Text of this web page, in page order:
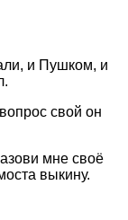
и Пушком, и
свой он
мне своё
выкину.